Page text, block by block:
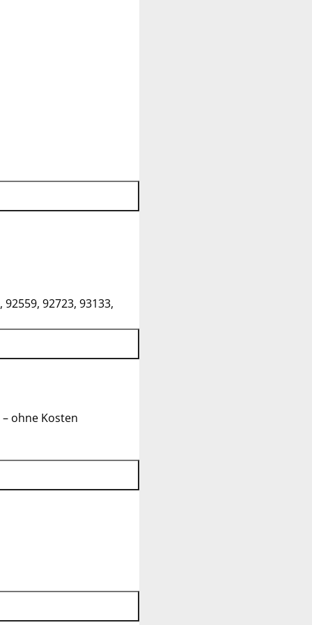
92559, 92723, 93133,
ohne Kosten